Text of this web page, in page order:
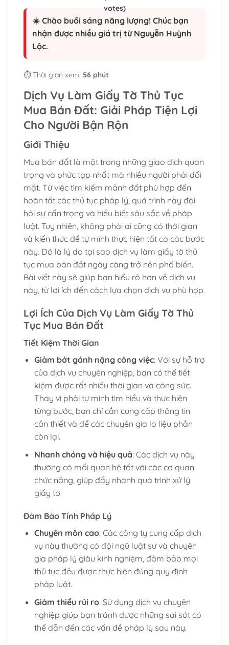
☀️ Chào buổi sáng năng lượng! Chúc bạn
nhận được nhiều giá trị từ Nguyễn Huỳnh
Lộc.
⏱️ Thời gian xem: 56 phút
Dịch Vụ Làm Giấy Tờ Thủ Tục
Mua Bán Đất: Giải Pháp Tiện Lợi
Cho Người Bận Rộn
Giới Thiệu
Mua bán đất là một trong những giao dịch quan
trọng và phức tạp nhất mà nhiều người phải đối
mặt. Từ việc tìm kiếm mảnh đất phù hợp đến
hoàn tất các thủ tục pháp lý, quá trình này đòi
hỏi sự cẩn trọng và hiểu biết sâu sắc về pháp
luật. Tuy nhiên, không phải ai cũng có thời gian
và kiến thức để tự mình thực hiện tất cả các bước
này. Đó là lý do tại sao dịch vụ làm giấy tờ thủ
tục mua bán đất ngày càng trở nên phổ biến.
Bài viết này sẽ giúp bạn hiểu rõ hơn về dịch vụ
này, từ lợi ích đến cách lựa chọn dịch vụ phù hợp.
Lợi Ích Của Dịch Vụ Làm Giấy Tờ Thủ
Tục Mua Bán Đất
Tiết Kiệm Thời Gian
Giảm bớt gánh nặng công việc: Với sự hỗ trợ
của dịch vụ chuyên nghiệp, bạn có thể tiết
kiệm được rất nhiều thời gian và công sức.
Thay vì phải tự mình tìm hiểu và thực hiện
từng bước, bạn chỉ cần cung cấp thông tin
cần thiết và để các chuyên gia lo liệu phần
còn lại.
Nhanh chóng và hiệu quả: Các dịch vụ này
thường có mối quan hệ tốt với các cơ quan
chức năng, giúp đẩy nhanh quá trình xử lý
giấy tờ.
Đảm Bảo Tính Pháp Lý
Chuyên môn cao: Các công ty cung cấp dịch
vụ này thường có đội ngũ luật sư và chuyên
gia pháp lý giàu kinh nghiệm, đảm bảo mọi
thủ tục đều được thực hiện đúng quy định
pháp luật.
Giảm thiểu rủi ro: Sử dụng dịch vụ chuyên
nghiệp giúp bạn tránh được những sai sót có
thể dẫn đến các vấn đề pháp lý sau này.